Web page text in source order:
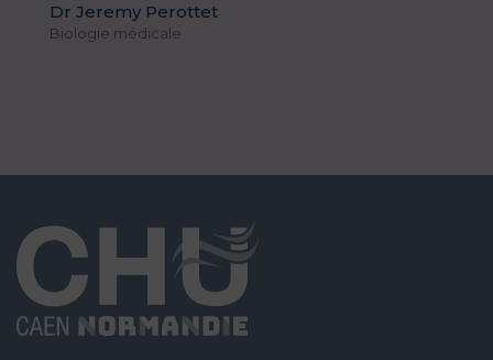
Dr Jeremy Perottet
Biologie médicale